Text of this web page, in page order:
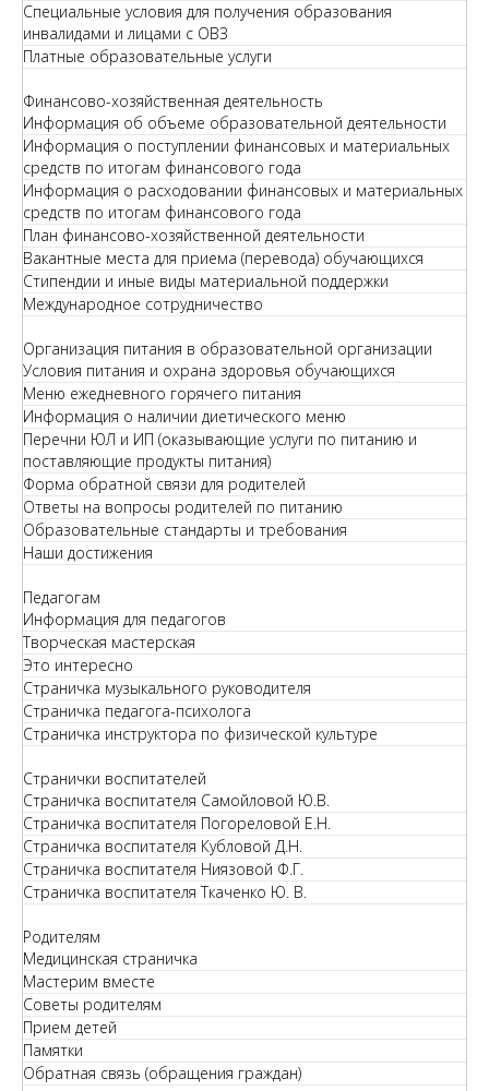
Специальные условия для получения образования
инвалидами и лицами с ОВЗ
Платные образовательные услуги
Финансово-хозяйственная деятельность
Информация об объеме образовательной деятельности
Информация о поступлении финансовых и материальных
средств по итогам финансового года
Информация о расходовании финансовых и материальных
средств по итогам финансового года
План финансово-хозяйственной деятельности
Вакантные места для приема (перевода) обучающихся
Стипендии и иные виды материальной поддержки
Международное сотрудничество
Организация питания в образовательной организации
Условия питания и охрана здоровья обучающихся
Меню ежедневного горячего питания
Информация о наличии диетического меню
Перечни ЮЛ и ИП (оказывающие услуги по питанию и
поставляющие продукты питания)
Форма обратной связи для родителей
Ответы на вопросы родителей по питанию
Образовательные стандарты и требования
Наши достижения
Педагогам
Информация для педагогов
Творческая мастерская
Это интересно
Страничка музыкального руководителя
Страничка педагога-психолога
Страничка инструктора по физической культуре
Странички воспитателей
Страничка воспитателя Самойловой Ю.В.
Страничка воспитателя Погореловой Е.Н.
Страничка воспитателя Кубловой Д.Н.
Страничка воспитателя Ниязовой Ф.Г.
Страничка воспитателя Ткаченко Ю. В.
Родителям
Медицинская страничка
Мастерим вместе
Советы родителям
Прием детей
Памятки
Обратная связь (обращения граждан)